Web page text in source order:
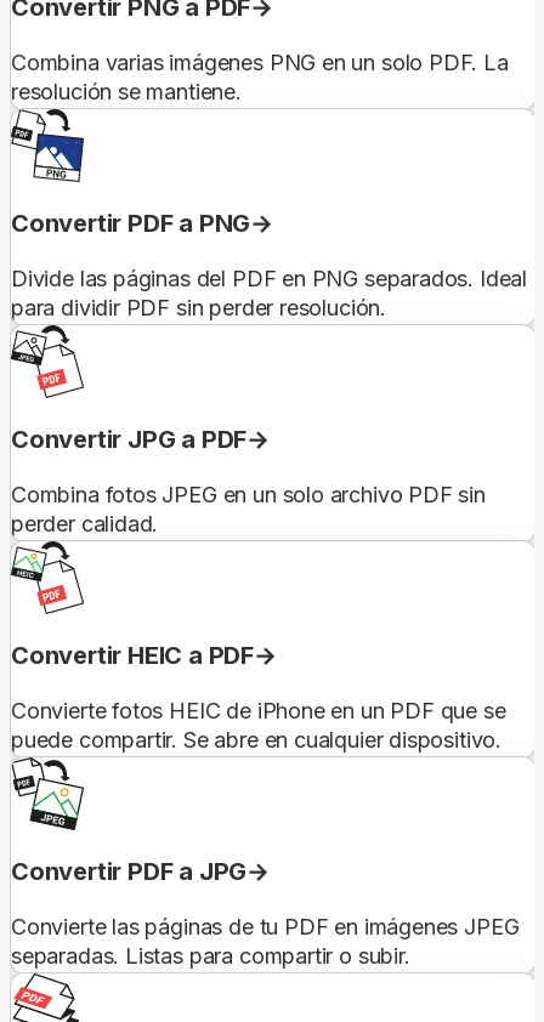
Convertir PNG a PDF
Combina varias imágenes PNG en un solo PDF. La
resolución se mantiene.
Convertir PDF a PNG
Divide las páginas del PDF en PNG separados. Ideal
para dividir PDF sin perder resolución.
Convertir JPG a PDF
Combina fotos JPEG en un solo archivo PDF sin
perder calidad.
Convertir HEIC a PDF
Convierte fotos HEIC de iPhone en un PDF que se
puede compartir. Se abre en cualquier dispositivo.
Convertir PDF a JPG
Convierte las páginas de tu PDF en imágenes JPEG
separadas. Listas para compartir o subir.